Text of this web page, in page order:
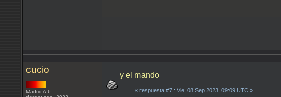
cucio
Madrid A-6
y el mando
« respuesta #7 : Vie, 08 Sep 2023, 09:09 UTC »